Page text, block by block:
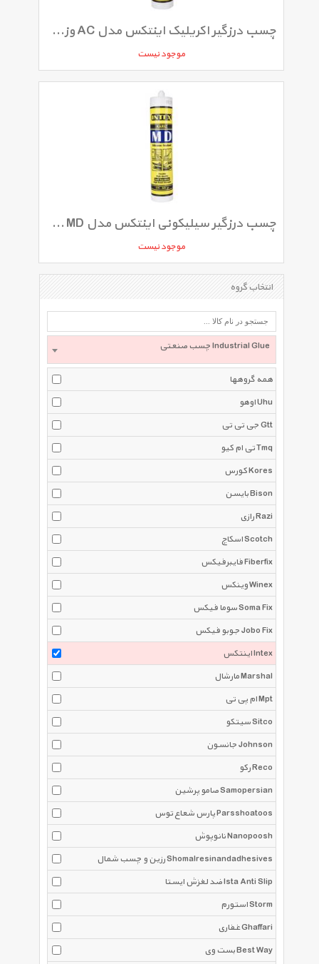
چسب درزگیر اکریلیک اینتکس مدل AC وزن 500 گرم
موجود نیست
چسب درزگیر سیلیکونی اینتکس مدل MD وزن 325 گرم
موجود نیست
انتخاب گروه
چسب صنعتی Industrial Glue
همه گروهها
اوهو Uhu
جی تی تی Gtt
تی ام کیو Tmq
کورس Kores
بایسن Bison
رازی Razi
اسکاچ Scotch
فایبرفیکس Fiberfix
وینکس Winex
سوما فیکس Soma Fix
جوبو فیکس Jobo Fix
اینتکس Intex
مارشال Marshal
ام پی تی Mpt
سیتکو Sitco
جانسون Johnson
رکو Reco
صامو پرشین Samopersian
پارس شعاع توس Parsshoatoos
نانوپوش Nanopoosh
رزین و چسب شمال Shomalresinandadhesives
ضد لغزش ایستا Ista Anti Slip
استورم Storm
غفاری Ghaffari
بست وی Best Way